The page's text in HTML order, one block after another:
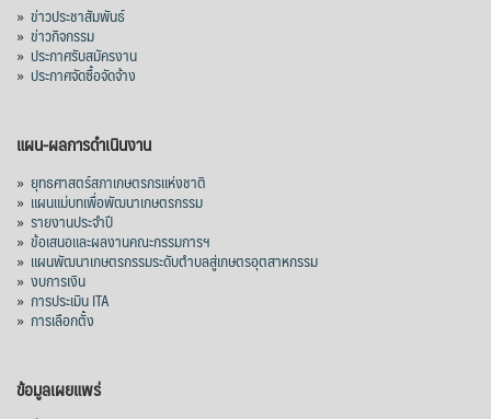
» ข่าวประชาสัมพันธ์
» ข่าวกิจกรรม
» ประกาศรับสมัครงาน
» ประกาศจัดซื้อจัดจ้าง
แผน-ผลการดำเนินงาน
» ยุทธศาสตร์สภาเกษตรกรแห่งชาติ
» แผนแม่บทเพื่อพัฒนาเกษตรกรรม
» รายงานประจำปี
» ข้อเสนอและผลงานคณะกรรมการฯ
» แผนพัฒนาเกษตรกรรมระดับตำบลสู่เกษตรอุตสาหกรรม
» งบการเงิน
» การประเมิน ITA
» การเลือกตั้ง
ข้อมูลเผยแพร่